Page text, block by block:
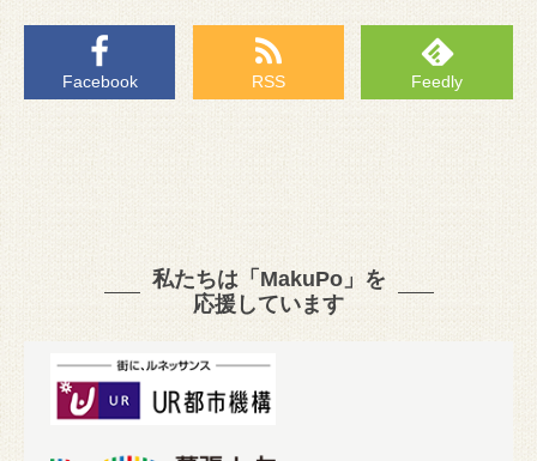
Facebook RSS Feedly
私たちは「MakuPo」を
応援しています